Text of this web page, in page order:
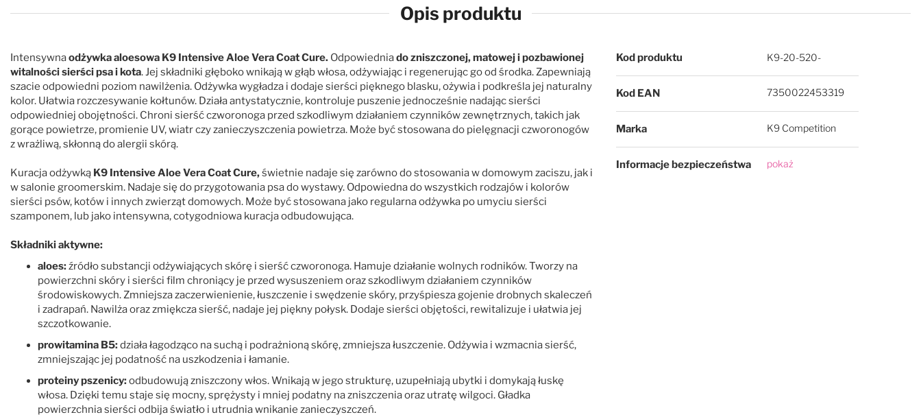
Opis produktu
Intensywnaodżywka aloesowa K9 Intensive Aloe Vera Coat Cure. Odpowiedniado zniszczonej, matowej i pozbawionej
witalności sierści psa i kota. Jej składniki głęboko wnikają w głąb włosa, odżywiając i regenerując go od środka. Zapewniają
szacie odpowiedni poziom nawilżenia. Odżywka wygładza i dodaje sierści pięknego blasku, ożywia i podkreśla jej naturalny
kolor. Ułatwia rozczesywanie kołtunów. Działa antystatycznie, kontroluje puszenie jednocześnie nadając sierści
odpowiedniej obojętności. Chroni sierść czworonoga przed szkodliwym działaniem czynników zewnętrznych, takich jak
gorące powietrze, promienie UV, wiatr czy zanieczyszczenia powietrza. Może być stosowana do pielęgnacji czworonogów
z wrażliwą, skłonną do alergii skórą.
Kuracja odżywką K9 Intensive Aloe Vera Coat Cure,świetnie nadaje się zarówno do stosowania w domowym zaciszu, jak i
w salonie groomerskim. Nadaje się do przygotowania psa do wystawy. Odpowiedna do wszystkich rodzajów i kolorów
sierści psów, kotów i innych zwierząt domowych. Może być stosowana jako regularna odżywka po umyciu sierści
szamponem, lub jako intensywna, cotygodniowa kuracja odbudowująca.
Składniki aktywne:
aloes:źródło substancji odżywiających skórę i sierść czworonoga. Hamuje działanie wolnych rodników. Tworzy na
powierzchni skóry i sierści film chroniący je przed wysuszeniem oraz szkodliwym działaniem czynników
środowiskowych. Zmniejsza zaczerwienienie, łuszczenie i swędzenie skóry, przyśpiesza gojenie drobnych skaleczeń
i zadrapań. Nawilża oraz zmiękcza sierść, nadaje jej piękny połysk. Dodaje sierści objętości, rewitalizuje i ułatwia jej
szczotkowanie.
prowitamina B5:działa łagodząco na suchą i podrażnioną skórę, zmniejsza łuszczenie. Odżywia i wzmacnia sierść,
zmniejszając jej podatność na uszkodzenia i łamanie.
proteiny pszenicy:odbudowują zniszczony włos. Wnikają w jego strukturę, uzupełniają ubytki i domykają łuskę
włosa. Dzięki temu staje się mocny, sprężysty i mniej podatny na zniszczenia oraz utratę wilgoci. Gładka
powierzchnia sierści odbija światło i utrudnia wnikanie zanieczyszczeń.
Więcej informacji
Kod produktu K9-20-520-
Kod EAN 7350022453319
Marka K9 Competition
Informacje bezpieczeństwa pokaż